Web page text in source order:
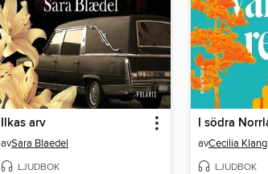
Ilkas arv
avSara Blaedel
LJUDBOK
avCecilia Klang
LJUDBOK